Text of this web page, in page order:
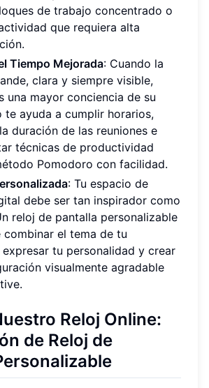
de trabajo concentrado o
que requiera alta
Tiempo Mejorada: Cuando la
clara y siempre visible,
una mayor conciencia de su
te ayuda a cumplir horarios,
duración de las reuniones e
técnicas de productividad
Pomodoro con facilidad.
: Tu espacio de
debe ser tan inspirador como
reloj de pantalla personalizable
el tema de tu
tu personalidad y crear
visualmente agradable
Reloj Online:
de Reloj de